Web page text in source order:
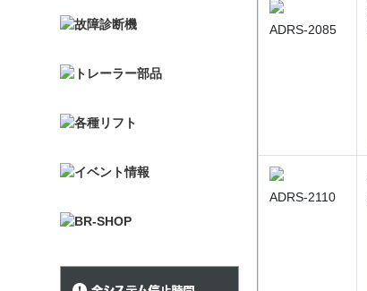
ADRS-2085
ADRS-2110